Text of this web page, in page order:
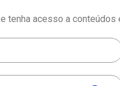
e tenha acesso a